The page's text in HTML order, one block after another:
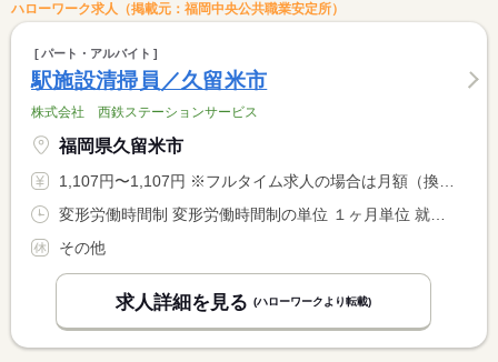
ハローワーク求人（掲載元：福岡中央公共職業安定所）
パート・アルバイト
駅施設清掃員／久留米市
株式会社 西鉄ステーションサービス
福岡県久留米市
1,107円〜1,107円 ※フルタイム求人の場合は月額（換算額）、パート求人の場合は時間額を表示しています。
変形労働時間制 変形労働時間制の単位 １ヶ月単位 就業時間１ 8時00分〜16時15分 就業時間２ 12時25分〜20時40分 又は 15時00分〜22時00分の時間の間の7時間程度 就業時間に関する特記事項 ・シフト制 <BR> ・１日の実働時間は７時間１５分
その他
求人詳細を見る (ハローワークより転載)